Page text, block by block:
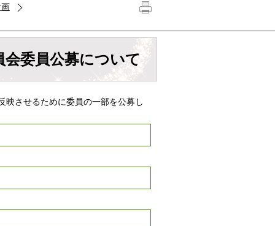
会委員公募について
映させるために委員の一部を公募し